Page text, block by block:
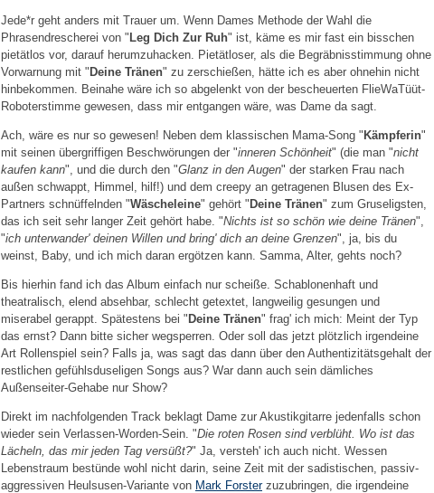
Jede*r geht anders mit Trauer um. Wenn Dames Methode der Wahl die
Phrasendrescherei von " Leg Dich Zur Ruh" ist, käme es mir fast ein bisschen
pietätlos vor, darauf herumzuhacken. Pietätloser, als die Begräbnisstimmung ohne
Vorwarnung mit " Deine Tränen" zu zerschießen, hätte ich es aber ohnehin nicht
hinbekommen. Beinahe wäre ich so abgelenkt von der bescheuerten FlieWaTüüt-
Roboterstimme gewesen, dass mir entgangen wäre, was Dame da sagt.
Ach, wäre es nur so gewesen! Neben dem klassischen Mama-Song " Kämpferin"
mit seinen übergriffigen Beschwörungen der "inneren Schönheit" (die man "nicht
kaufen kann", und die durch den "Glanz in den Augen" der starken Frau nach
außen schwappt, Himmel, hilf!) und dem creepy an getragenen Blusen des Ex-
Partners schnüffelnden "Wäscheleine" gehört " Deine Tränen" zum Gruseligsten,
das ich seit sehr langer Zeit gehört habe. "Nichts ist so schön wie deine Tränen",
"ich unterwander' deinen Willen und bring' dich an deine Grenzen", ja, bis du
weinst, Baby, und ich mich daran ergötzen kann. Samma, Alter, gehts noch?
Bis hierhin fand ich das Album einfach nur scheiße. Schablonenhaft und
theatralisch, elend absehbar, schlecht getextet, langweilig gesungen und
miserabel gerappt. Spätestens bei " Deine Tränen" frag' ich mich: Meint der Typ
das ernst? Dann bitte sicher wegsperren. Oder soll das jetzt plötzlich irgendeine
Art Rollenspiel sein? Falls ja, was sagt das dann über den Authentizitätsgehalt der
restlichen gefühlsduseligen Songs aus? War dann auch sein dämliches
Außenseiter-Gehabe nur Show?
Direkt im nachfolgenden Track beklagt Dame zur Akustikgitarre jedenfalls schon
wieder sein Verlassen-Worden-Sein. "Die roten Rosen sind verblüht. Wo ist das
Lächeln, das mir jeden Tag versüßt?" Ja, versteh' ich auch nicht. Wessen
Lebenstraum bestünde wohl nicht darin, seine Zeit mit der sadistischen, passiv-
aggressiven Heulsusen-Variante von Mark Forsterzuzubringen, die irgendeine